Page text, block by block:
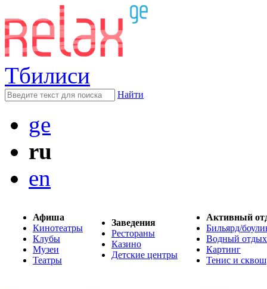
Тбилиси
Найти
ge
ru
en
Афиша
Кинотеатры
Клубы
Музеи
Театры
Заведения
Рестораны
Казино
Детские центры
Активный
Бильярд/
Водный отдых
Картинг
Тенис и сквош